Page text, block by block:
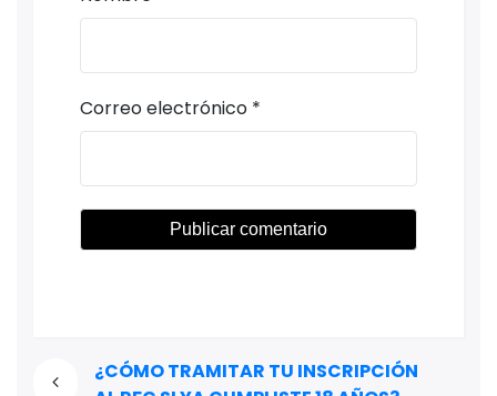
Correo electrónico *
¿CÓMO TRAMITAR TU INSCRIPCIÓN